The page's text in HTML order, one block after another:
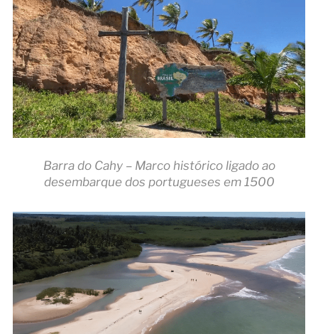
Barra do Cahy – Marco histórico ligado ao
desembarque dos portugueses em 1500